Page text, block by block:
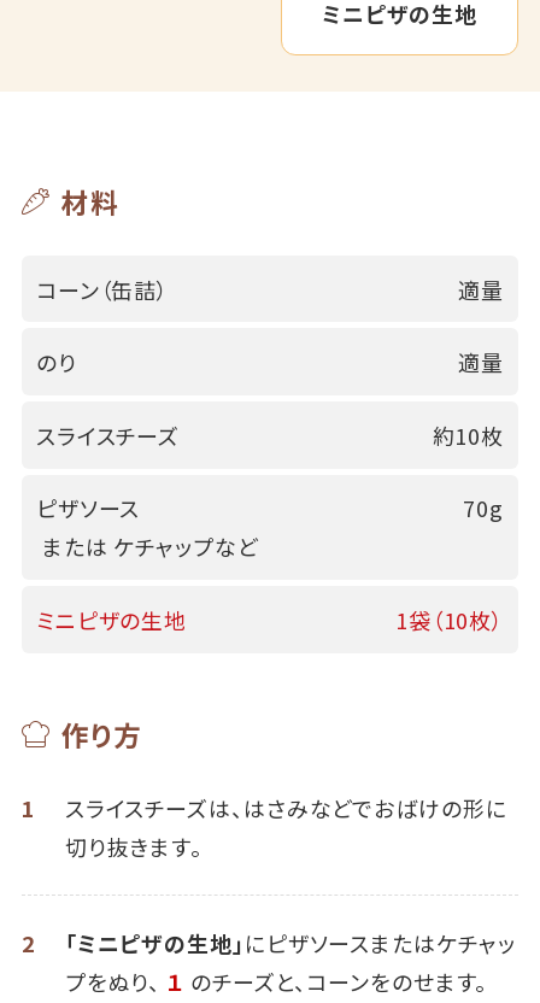
ミニピザの生地
材料
コーン（缶詰） 適量
のり 適量
スライスチーズ 約10枚
ピザソース
または ケチャップなど
70g
ミニピザの生地 1袋（10枚）
作り方
1
スライスチーズは、はさみなどでおばけの形に
切り抜きます。
2 「ミニピザの生地」にピザソースまたはケチャッ
プをぬり、 １ のチーズと、コーンをのせます。